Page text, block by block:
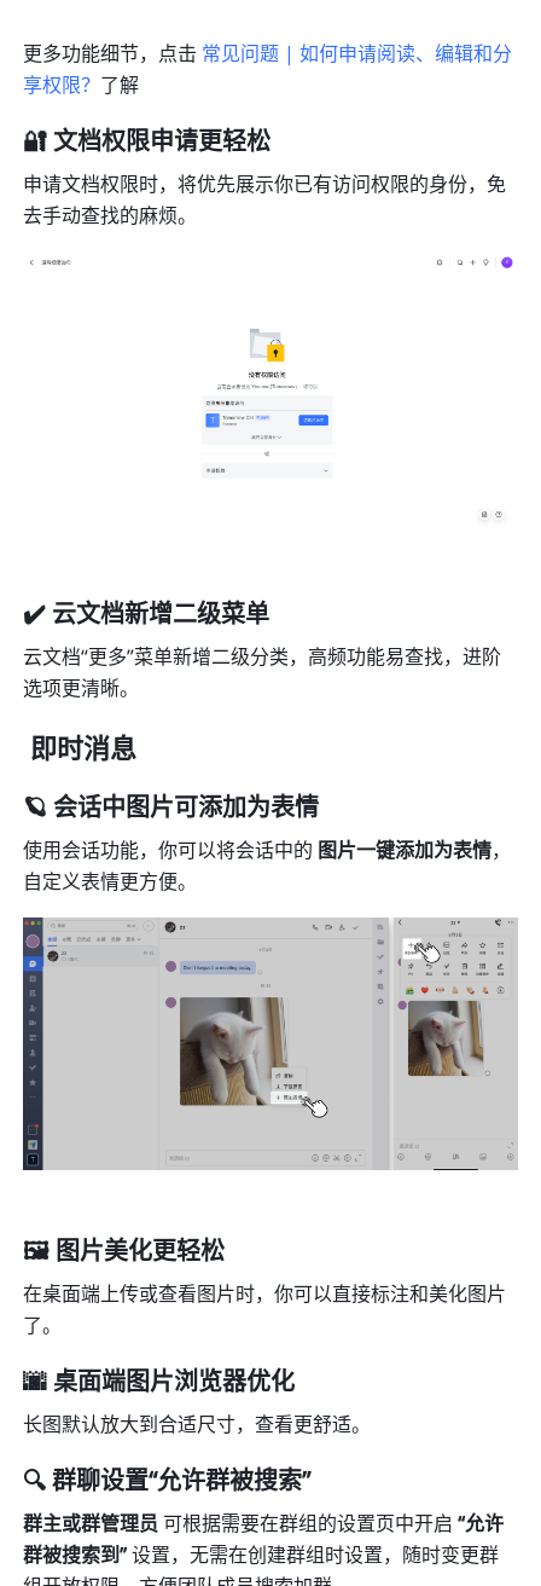
更多功能细节，点击 常见问题 | 如何申请阅读、编辑和分
享权限？ 了解
🔐 文档权限申请更轻松
申请文档权限时，将优先展示你已有访问权限的身份，免
去手动查找的麻烦。
✔️ 云文档新增二级菜单
云文档“更多”菜单新增二级分类，高频功能易查找，进阶
选项更清晰。
即时消息
🪐 会话中图片可添加为表情
使用会话功能，你可以将会话中的 图片一键添加为表情，
自定义表情更方便。
🖼️ 图片美化更轻松
在桌面端上传或查看图片时，你可以直接标注和美化图片
了。
🌆 桌面端图片浏览器优化
长图默认放大到合适尺寸，查看更舒适。
🔍 群聊设置“允许群被搜索”
群主或群管理员 可根据需要在群组的设置页中开启 “允许
群被搜索到” 设置，无需在创建群组时设置，随时变更群